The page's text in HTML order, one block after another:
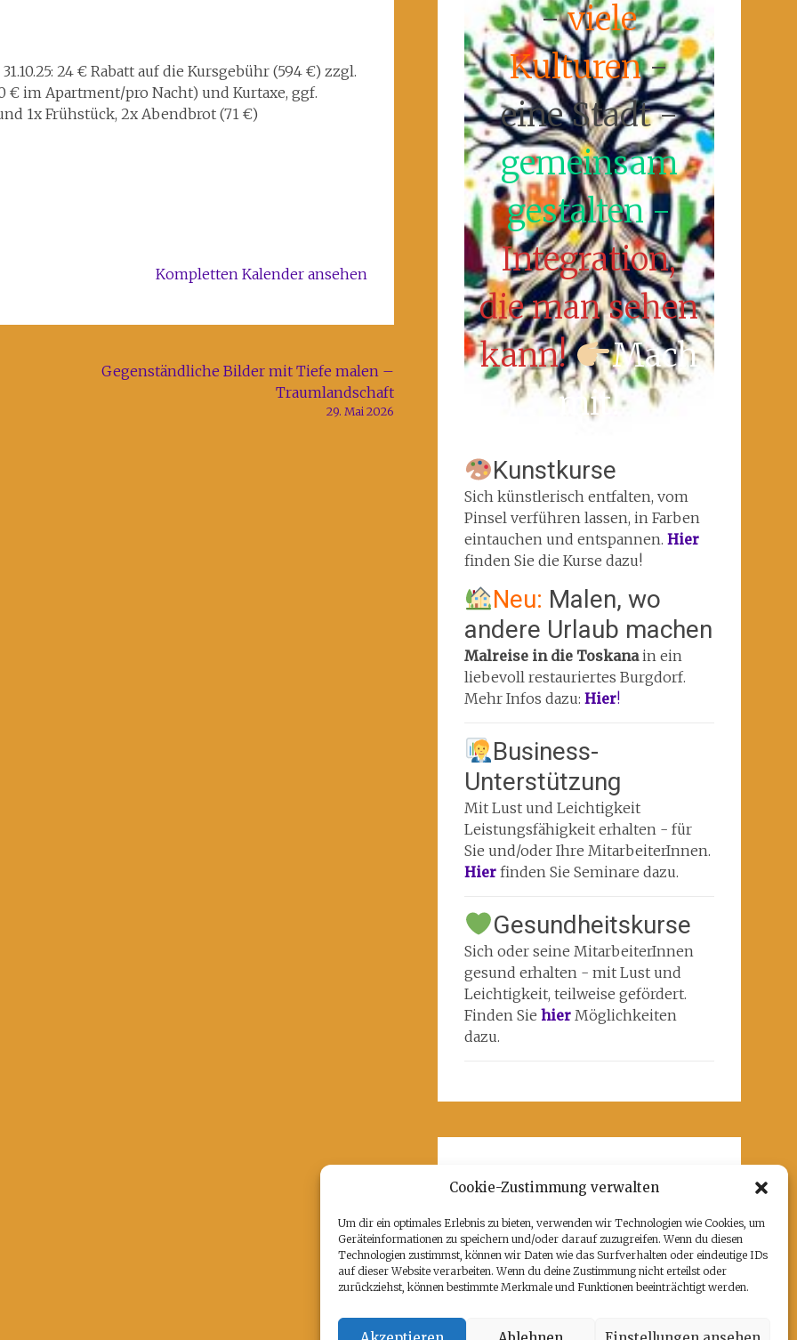
Cookie-Zustimmung verwalten
Um dir ein optimales Erlebnis zu bieten, verwenden wir Technologien wie Cookies, um
Geräteinformationen zu speichern und/oder darauf zuzugreifen. Wenn du diesen
Technologien zustimmst, können wir Daten wie das Surfverhalten oder eindeutige IDs
auf dieser Website verarbeiten. Wenn du deine Zustimmung nicht erteilst oder
zurückziehst, können bestimmte Merkmale und Funktionen beeinträchtigt werden.
24 € Rabatt auf die Kursgebühr (594 €) zzgl.
€ im Apartment/pro Nacht) und Kurtaxe, ggf.
1x Frühstück, 2x Abendbrot (71 €)
Kompletten Kalender ansehen
Gegenständliche Bilder mit Tiefe malen –
Traumlandschaft
29. Mai 2026
-viele
Kulturen-
eine Stadt -
gemeinsam
gestalten -
Integration,
die man sehen
kann!
Mach
mit!
Kunstkurse
Sich künstlerisch entfalten, vom
Pinsel verführen lassen, in Farben
eintauchen und entspannen. Hier
finden Sie die Kurse dazu!
Neu: Malen, wo
andere Urlaub machen
Malreise in die Toskanain ein
liebevoll restauriertes Burgdorf.
Mehr Infos dazu: Hier!
Business-
Unterstützung
Mit Lust und Leichtigkeit
Leistungsfähigkeit erhalten - für
Sie und/oder Ihre MitarbeiterInnen.
Hier finden Sie Seminare dazu.
Gesundheitskurse
Sich oder seine MitarbeiterInnen
gesund erhalten - mit Lust und
Leichtigkeit, teilweise gefördert.
Finden Sie hier Möglichkeiten
dazu.
Unsere Partner
kreative und künstlerische ♥️von
Potsdam:www.rz-potsdam.deund
mein Atelier 108